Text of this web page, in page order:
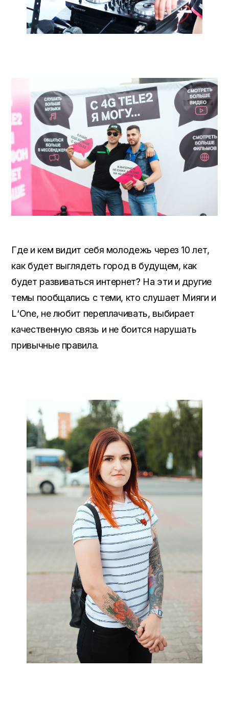
Где и кем видит себя молодежь через 10 лет,
как будет выглядеть город в будущем, как
будет развиваться интернет? На эти и другие
темы пообщались с теми, кто слушает Мияги и
L‘One, не любит переплачивать, выбирает
качественную связь и не боится нарушать
привычные правила.